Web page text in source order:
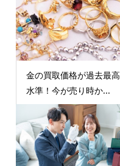
金の買取価格が過去最高
水準！今が売り時か...